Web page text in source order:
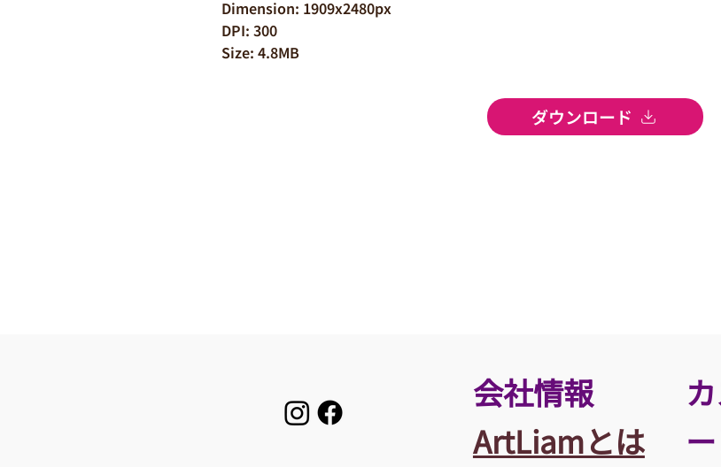
Dimension: 1909x2480px
DPI: 300
Size: 4.8MB
ダウンロード
​会社情報
ArtLiamとは